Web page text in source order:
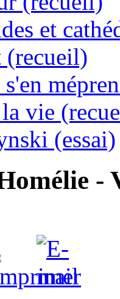
et
vie
(essai)
-